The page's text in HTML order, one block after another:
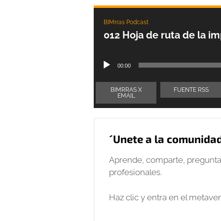
BIMrras Podcast
012 Hoja de ruta de la
Reproductor
audio
00:00
BIMRRAS X
EMAIL
FUENTE RSS
´Unete a la
Aprende, comparte,
profesionales.
Haz clic y entra en el